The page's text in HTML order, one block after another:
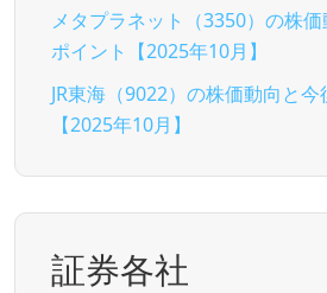
メタプラネット（3350）の株
ポイント【2025年10月】
JR東海（9022）の株価動向と
【2025年10月】
証券各社